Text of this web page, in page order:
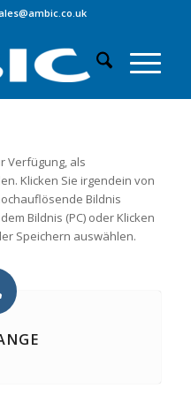
Verfügung, als
Klicken Sie irgendein von
Bildnis
Bildnis (PC) oder Klicken
Speichern auswählen.